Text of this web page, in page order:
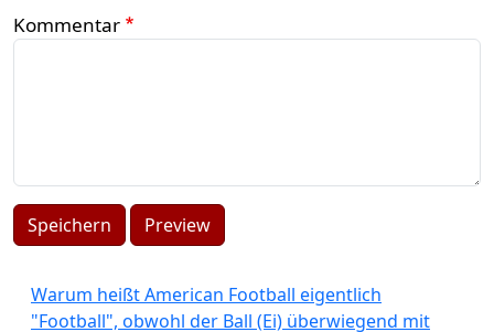
Kommentar
Speichern Preview
Warum heißt American Football eigentlich
"Football", obwohl der Ball (Ei) überwiegend mit